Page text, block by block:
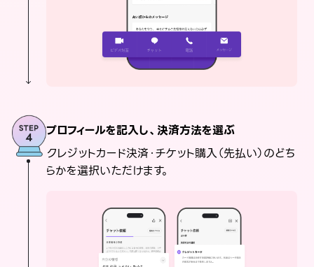
プロフィールを記入し、決済方法を選ぶ
クレジットカード決済・チケット購入（先払い）のどち
らかを選択いただけます。